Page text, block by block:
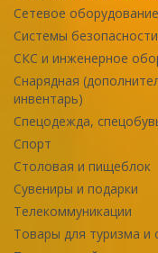
Сетевое оборудование
Системы
СКС и инженерное
Снарядная
инвентарь)
Спецодежда,
Спорт
Столовая и пищеблок
Сувениры и подарки
Телекоммуникации
Товары для туризма и